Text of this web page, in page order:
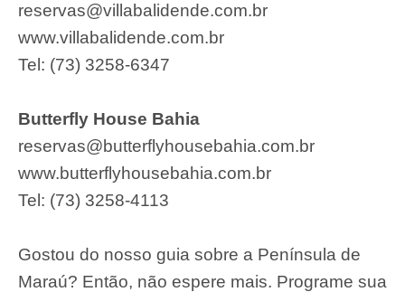
reservas@villabalidende.com.br
www.villabalidende.com.br
Tel: (73) 3258-6347
Butterfly House Bahia
reservas@butterflyhousebahia.com.br
www.butterflyhousebahia.com.br
Tel: (73) 3258-4113
Gostou do nosso guia sobre a Península de
Maraú? Então, não espere mais. Programe sua